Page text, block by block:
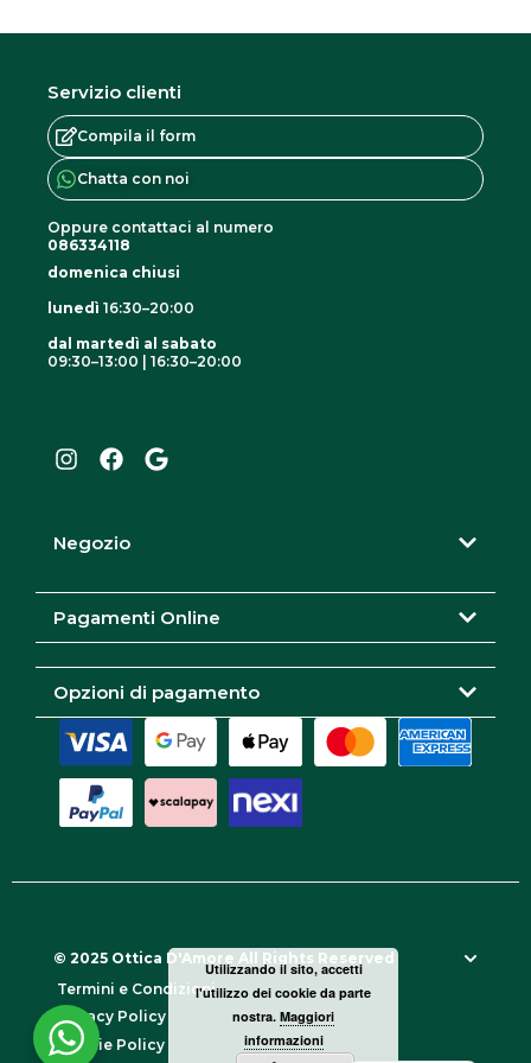
Servizio clienti
Compila il form
Chatta con noi
Oppure contattaci al numero
086334118
domenica chiusi
lunedì 16:30–20:00
dal martedì al sabato
09:30–13:00 | 16:30–20:00
t
r
a
e
o
k
g
Negozio
Pagamenti Online
Opzioni di pagamento
© 2025 Ottica D'Amore All Rights Reserved
Termini e Condizioni
Privacy Policy
Cookie Policy
Utilizzando il sito, accetti
l'utilizzo dei cookie da parte
nostra. Maggiori
informazioni